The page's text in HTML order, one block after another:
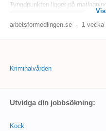
Tyngdpunkten ligger på
arbetsformedlingen.se - 1 vecka
Kriminalvården
Utvidga din jobbsökning:
Kock